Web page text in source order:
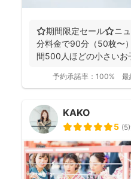
⭐️期間限定セール⭐️ニ
分料金で90分（50枚〜
間500人ほどの小さいお
予約承諾率： 100% 最
KAKO
5 (5)